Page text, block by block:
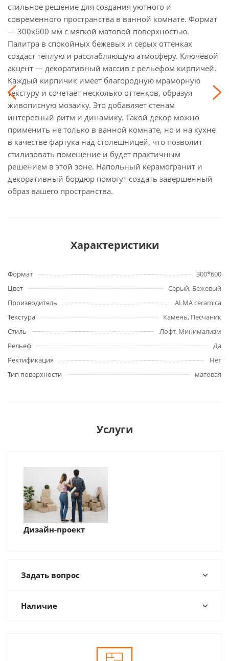
стильное решение для создания уютного и
современного пространства в ванной комнате. Формат
— 300x600 мм с мягкой матовой поверхностью.
Палитра в спокойных бежевых и серых оттенках
создаст тёплую и расслабляющую атмосферу. Ключевой
акцент — декоративный массив с рельефом кирпичей.
Каждый кирпичик имеет благородную мраморную
текстуру и сочетает несколько оттенков, образуя
живописную мозаику. Это добавляет стенам
интересный ритм и динамику. Такой декор можно
применить не только в ванной комнате, но и на кухне
в качестве фартука над столешницей, что позволит
стилизовать помещение и будет практичным
решением в этой зоне. Напольный керамогранит и
декоративный бордюр помогут создать завершённый
образ вашего пространства.
Характеристики
Формат
300*600
Цвет
Серый, Бежевый
Производитель
ALMA ceramica
Текстура
Камень, Песчаник
Стиль
Лофт, Минимализм
Рельеф
Да
Ректификация
Нет
Тип поверхности
матовая
Услуги
Дизайн-проект
Задать вопрос
Наличие